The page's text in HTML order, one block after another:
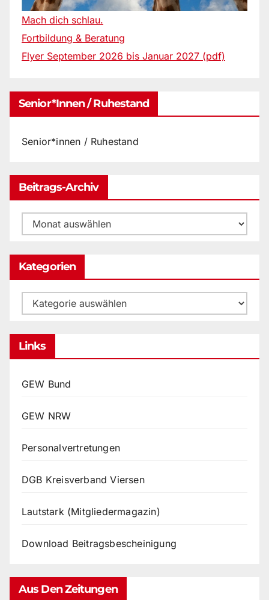
Mach dich schlau.
Fortbildung & Beratung
Flyer September 2026 bis Januar 2027 (pdf)
Senior*innen / Ruhestand
Senior*innen / Ruhestand
Beitrags-Archiv
Beitrags-
Archiv
Kategorien
Kategorien
Links
GEW Bund
GEW NRW
Personalvertretungen
DGB Kreisverband Viersen
Lautstark (Mitgliedermagazin)
Download Beitragsbescheinigung
Aus Den Zeitungen